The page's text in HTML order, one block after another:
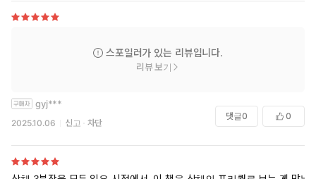
스포일러가 있는 리뷰입니다.
리뷰 보기
gyj***
2025.10.06 신고 차단
댓글0 0